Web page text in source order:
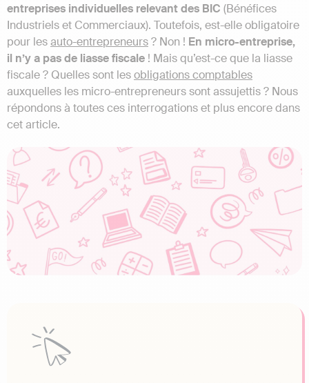
entreprises individuelles relevant des BIC (Bénéfices
Industriels et Commerciaux). Toutefois, est-elle obligatoire
pour lesauto-entrepreneurs? Non ! En micro-entreprise,
il n’y a pas de liasse fiscale ! Mais qu’est-ce que la liasse
fiscale ? Quelles sont lesobligations comptables
auxquelles les micro-entrepreneurs sont assujettis ? Nous
répondons à toutes ces interrogations et plus encore dans
cet article.